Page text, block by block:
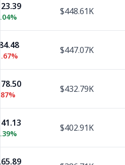
$448.61K
$447.07K
$432.79K
$402.91K